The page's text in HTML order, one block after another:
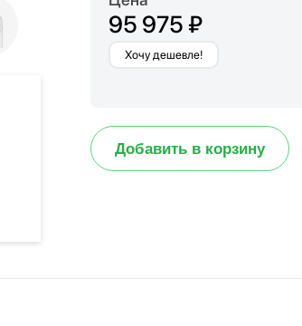
95 975 ₽
Хочу дешевле!
Добавить в корзину